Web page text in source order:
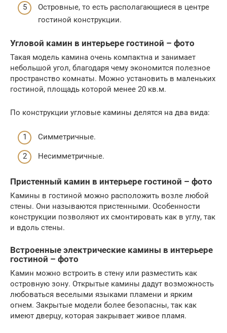
Островные, то есть располагающиеся в центре
гостиной конструкции.
Угловой камин в интерьере гостиной – фото
Такая модель камина очень компактна и занимает
небольшой угол, благодаря чему экономится полезное
пространство комнаты. Можно установить в маленьких
гостиной, площадь которой менее 20 кв.м.
По конструкции угловые камины делятся на два вида:
Симметричные.
Несимметричные.
Пристенный камин в интерьере гостиной – фото
Камины в гостиной можно расположить возле любой
стены. Они называются пристенными. Особенности
конструкции позволяют их смонтировать как в углу, так
и вдоль стены.
Встроенные электрические камины в интерьере
гостиной – фото
Камин можно встроить в стену или разместить как
островную зону. Открытые камины дадут возможность
любоваться веселыми языками пламени и ярким
огнем. Закрытые модели более безопасны, так как
имеют дверцу, которая закрывает живое пламя.